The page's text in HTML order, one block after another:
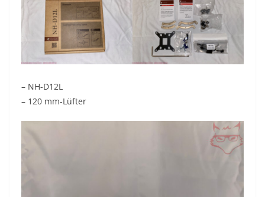
– NH-D12L
– 120 mm-Lüfter